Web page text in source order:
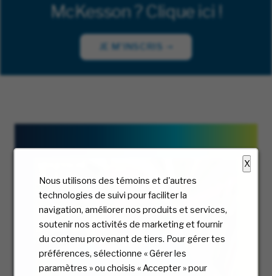
X
Nous utilisons des témoins et d'autres
technologies de suivi pour faciliter la
navigation, améliorer nos produits et services,
soutenir nos activités de marketing et fournir
du contenu provenant de tiers. Pour gérer tes
préférences, sélectionne « Gérer les
paramètres » ou choisis « Accepter » pour
McKesson ? Clique ici !
JE M'INSCRIS